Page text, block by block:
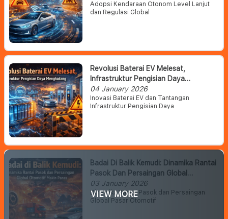
Adopsi Kendaraan Otonom Level Lanjut
dan Regulasi Global
Revolusi Baterai EV Melesat,
Infrastruktur Pengisian Daya
Menghadang
04 January 2026
Inovasi Baterai EV dan Tantangan
Infrastruktur Pengisian Daya
Badai Di Balik Kemudi: Dinamika Rantai
Pasok Dan Persaingan Global
Otomotif Makin Panas
03 January 2026
Dinamika Rantai Pasok dan Persaingan
Global Pasar Otomotif
VIEW MORE